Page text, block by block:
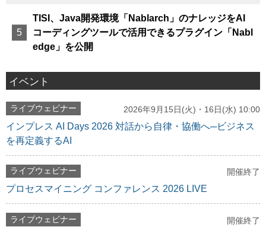
TISI、Java開発環境「Nablarch」のナレッジをAI
コーディングツールで活用できるプラグイン「Nabl
edge」を公開
イベント
ライブウェビナー 2026年9月15日(火)・16日(水) 10:00
インプレス AI Days 2026 対話から自律・協働へ─ビジネス
を再定義するAI
ライブウェビナー 開催終了
プロセスマイニング コンファレンス 2026 LIVE
ライブウェビナー 開催終了